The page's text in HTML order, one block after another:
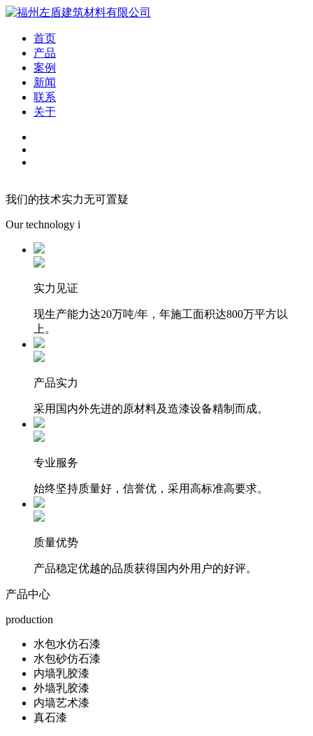
首页
产品
案例
新闻
联系
关于
我们的技术实力无可置疑
Our technology i
实力见证
现生产能力达20万吨/年，年施工面积达800万平方以
上。
产品实力
采用国内外先进的原材料及造漆设备精制而成。
专业服务
始终坚持质量好，信誉优，采用高标准高要求。
质量优势
产品稳定优越的品质获得国内外用户的好评。
产品中心
production
水包水仿石漆
水包砂仿石漆
内墙乳胶漆
外墙乳胶漆
内墙艺术漆
真石漆